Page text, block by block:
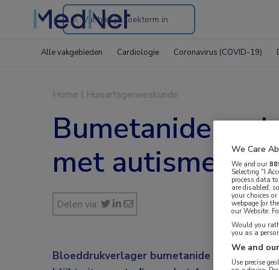
Search
the
Alle vakgebieden Cardiologie Coronavirus (COVID-19)
Home | Huisartsgeneeskunde
Bumetanide
met autisme
Delen via:
Bloeddrukverlager bumetanide helpt
We Care
We and our
Selecting "I
process data
are disabled,
your choices
webpage [or
our Website.
Would you
you as a
We and
Use precise